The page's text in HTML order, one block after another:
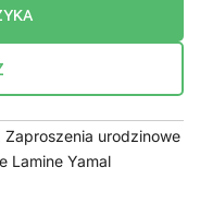
Zaproszenia urodzinowe
Lamine Yamal